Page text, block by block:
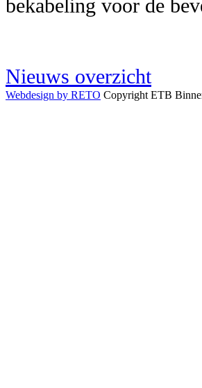
bekabeling voor de
Nieuws overzicht
Webdesign by RETO Copyright ETB